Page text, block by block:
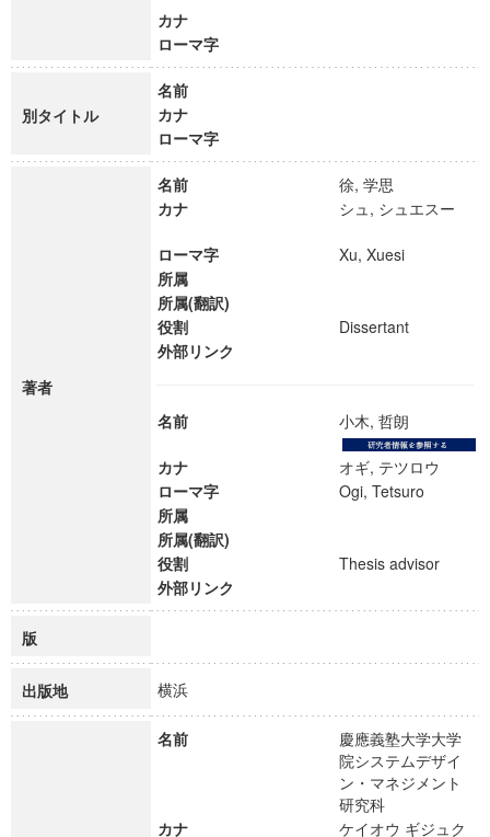
カナ
ローマ字
別タイトル
名前
カナ
ローマ字
著者
名前
徐, 学思
カナ
シュ, シュエスー
ローマ字
Xu, Xuesi
所属
所属(翻訳)
役割
Dissertant
外部リンク
名前 小木, 哲朗
カナ
オギ, テツロウ
ローマ字
Ogi, Tetsuro
所属
所属(翻訳)
役割
Thesis advisor
外部リンク
版
出版地 横浜
名前
慶應義塾大学大学
院システムデザイ
ン・マネジメント
研究科
カナ
ケイオウ ギジュク